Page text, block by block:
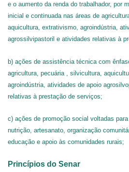
e o aumento da renda do trabalhador, por
inicial e continuada nas áreas de
aquicultura, extrativismo, agroindústria,
agrossilvipastoril e atividades relativas à
b) ações de assistência técnica com
agricultura, pecuária , silvicultura,
agroindústria, atividades de apoio
relativas à prestação de serviços;
c) ações de promoção social voltadas
nutrição, artesanato, organização
educação e apoio às comunidades rurais;
Princípios do Senar